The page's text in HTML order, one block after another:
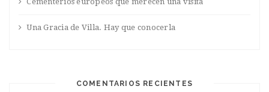
Una Gracia de Villa. Hay que conocerla
COMENTARIOS RECIENTES